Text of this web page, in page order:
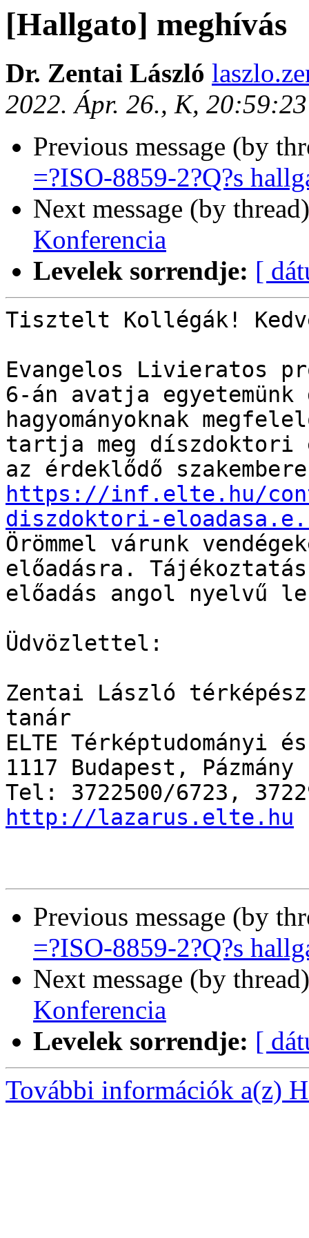
[Hallgato] meghívás
Dr. Zentai László
2022. Ápr. 26., K,
Previous message (by
=?ISO-8859-2?Q?s
Next message (by
Konferencia
Levelek sorrendje: [
Tisztelt Kollégák!
Evangelos Livieratos
6-án avatja
hagyományoknak
tartja meg díszdoktori
https://inf.elte.hu/
diszdoktori-
Örömmel várunk
előadásra.
előadás angol nyelvű
Üdvözlettel:
Zentai László
tanár
ELTE Térképtudományi
1117 Budapest,
http://lazarus.elte.hu
Previous message (by
=?ISO-8859-2?Q?s
Next message (by
Konferencia
Levelek sorrendje: [
További információk a(z)